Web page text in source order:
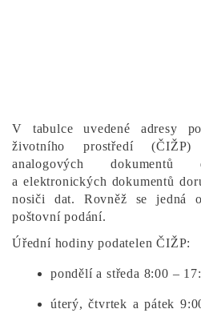
V tabulce uvedené adresy
životního prostředí
analogových dokumentů
a elektronických dokumentů
nosiči dat. Rovněž se jedná
poštovní podání.
Úřední hodiny podatelen ČIŽP:
pondělí a středa 8:00 –
úterý, čtvrtek a pátek